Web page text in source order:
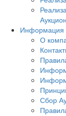
Аукцион
Информация
О
Сбор